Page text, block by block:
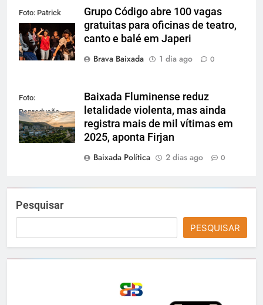
Foto: Patrick
Lima
Grupo Código abre 100 vagas
gratuitas para oficinas de teatro,
canto e balé em Japeri
Brava Baixada
1 dia ago 0
Foto:
Reprodução
Baixada Fluminense reduz
letalidade violenta, mas ainda
registra mais de mil vítimas em
2025, aponta Firjan
Baixada Política
2 dias ago 0
Pesquisar
PESQUISAR